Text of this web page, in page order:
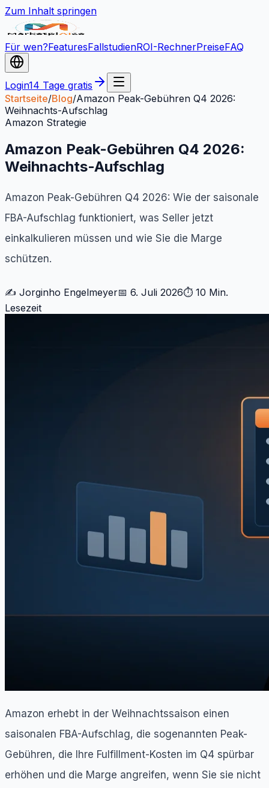
Zum Inhalt springen
Für wen?FeaturesFallstudienROI-RechnerPreiseFAQ
Login14 Tage gratis
Startseite/Blog/Amazon Peak-Gebühren Q4 2026:
Weihnachts-Aufschlag
Amazon Strategie
Amazon Peak-Gebühren Q4 2026:
Weihnachts-Aufschlag
Amazon Peak-Gebühren Q4 2026: Wie der saisonale
FBA-Aufschlag funktioniert, was Seller jetzt
einkalkulieren müssen und wie Sie die Marge
schützen.
✍️ Jorginho Engelmeyer📅 6. Juli 2026⏱ 10 Min.
Lesezeit
Amazon erhebt in der Weihnachtssaison einen
saisonalen FBA-Aufschlag, die sogenannten Peak-
Gebühren, die Ihre Fulfillment-Kosten im Q4 spürbar
erhöhen und die Marge angreifen, wenn Sie sie nicht